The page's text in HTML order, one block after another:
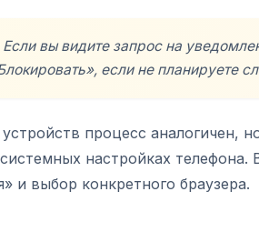
вы видите запрос на
если не планируете
процесс аналогичен,
настройках
и выбор конкретного браузера.